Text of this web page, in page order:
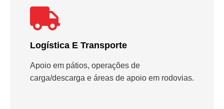
Logística E Transporte
Apoio em pátios, operações de
carga/descarga e áreas de apoio em rodovias.